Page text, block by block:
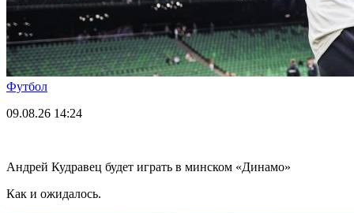
Футбол
09.08.26 14:24
Андрей Кудравец будет играть в минском «Динамо»
Как и ожидалось.